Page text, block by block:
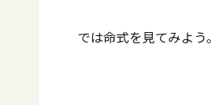
では命式を見てみよう。